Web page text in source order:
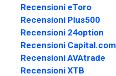
Recensioni eToro
Recensioni Plus500
Recensioni 24option
Recensioni Capital.com
Recensioni AVAtrade
Recensioni XTB